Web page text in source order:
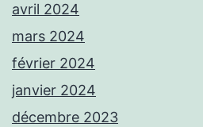
avril 2024
mars 2024
février 2024
janvier 2024
décembre 2023